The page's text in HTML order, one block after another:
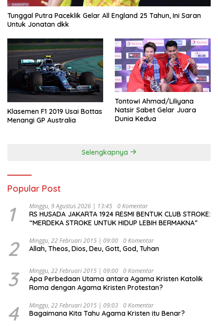
Tunggal Putra Paceklik Gelar All England 25 Tahun, Ini Saran
Untuk Jonatan dkk
Klasemen F1 2019 Usai Bottas
Menangi GP Australia
Tontowi Ahmad/Liliyana
Natsir Sabet Gelar Juara
Dunia Kedua
Selengkapnya
Popular Post
1 Minggu, 9 Agustus 2026 | 13:45 0 Komentar
RS HUSADA JAKARTA 1924 RESMI BENTUK CLUB STROKE:
“MERDEKA STROKE UNTUK HIDUP LEBIH BERMAKNA”
2 Minggu, 22 Februari 2015 | 09:00 0 Komentar
Allah, Theos, Dios, Deu, Gott, God, Tuhan
3 Minggu, 22 Februari 2015 | 09:00 0 Komentar
Apa Perbedaan Utama antara Agama Kristen Katolik
Roma dengan Agama Kristen Protestan?
4 Minggu, 22 Februari 2015 | 09:03 0 Komentar
Bagaimana Kita Tahu Agama Kristen itu Benar?